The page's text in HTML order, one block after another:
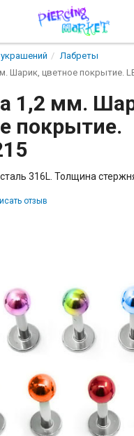
Лабреты
Шарик, цветное покрытие.
1,2 мм.
покрытие.
316L. Толщина
отзыв